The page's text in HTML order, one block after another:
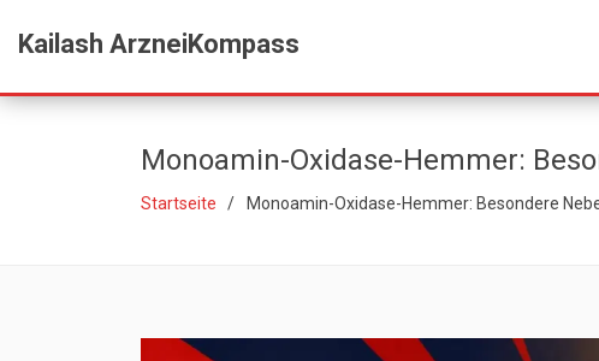
Kailash ArzneiKompass
Monoamin-Oxidase-Hemmer:
Startseite Monoamin-Oxidase-Hemmer: Besondere